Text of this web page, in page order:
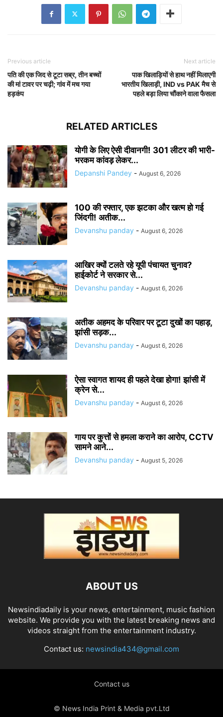
Previous article
पति की एक जिद से टूटा सब्र, तीन बच्चों
की मां टावर पर चढ़ी; गांव में मच गया
हड़कंप
Next article
पाक खिलाड़ियों से हाथ नहीं मिलाएगी
भारतीय खिलाड़ी, IND vs PAK मैच से
पहले बड़ा लिया चौंकाने वाला फैसला
RELATED ARTICLES
योगी के लिए ऐसी दीवानगी! 301 लीटर की भारी-
भरकम कांवड़ लेकर...
Depanshi Pandey - August 6, 2026
100 की रफ्तार, एक झटका और खत्म हो गई
जिंदगी! अतीक...
Devanshu panday - August 6, 2026
आखिर क्यों टलते रहे यूपी पंचायत चुनाव?
हाईकोर्ट ने सरकार से...
Devanshu panday - August 6, 2026
अतीक अहमद के परिवार पर टूटा दुखों का पहाड़,
झांसी सड़क...
Devanshu panday - August 6, 2026
ऐसा स्वागत शायद ही पहले देखा होगा! झांसी में
क्रेन से...
Devanshu panday - August 6, 2026
गाय पर कुत्तों से हमला कराने का आरोप, CCTV
सामने आने...
Devanshu panday - August 5, 2026
ABOUT US
Newsindiadaily is your news, entertainment, music fashion
website. We provide you with the latest breaking news and
videos straight from the entertainment industry.
Contact us: newsindia434@gmail.com
Contact us
© News India Print & Media pvt.Ltd